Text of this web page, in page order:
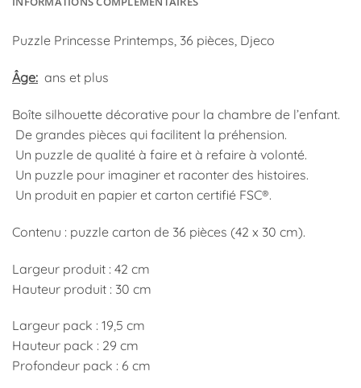
Puzzle Princesse Printemps, 36 pièces, Djeco
Âge: ans et plus
Boîte silhouette décorative pour la chambre de l’enfant.
De grandes pièces qui facilitent la préhension.
Un puzzle de qualité à faire et à refaire à volonté.
Un puzzle pour imaginer et raconter des histoires.
Un produit en papier et carton certifié FSC®.
Contenu : puzzle carton de 36 pièces (42 x 30 cm).
Largeur produit : 42 cm
Hauteur produit : 30 cm
Largeur pack : 19,5 cm
Hauteur pack : 29 cm
Profondeur pack : 6 cm